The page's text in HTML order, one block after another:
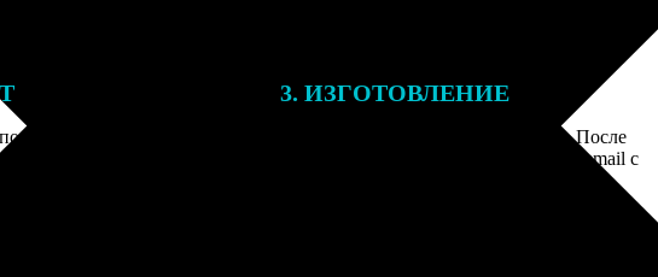
заказа к печати
могут связаться с Вами
телефону или email для
деталей.
3. ИЗГОТОВЛЕНИЕ
Оплатите заказ банковской картой. После
оплаты получите подтверждение на email с
описанием заказа. Когда отправим заказ